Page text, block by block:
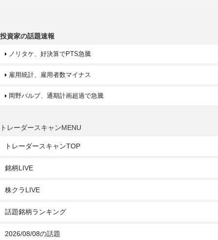
投資家の話題速報
ノリタケ、好決算でPTS急騰
雇用統計、雇用者数マイナス
岡野バルブ、通期計画超過で急騰
トレーダースキャンMENU
トレーダースキャンTOP
銘柄LIVE
株クラLIVE
話題銘柄ランキング
2026/08/08の話題